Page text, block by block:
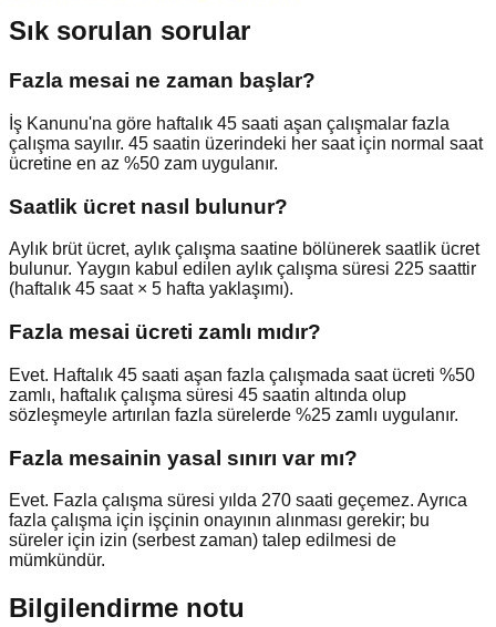
Sık sorulan sorular
Fazla mesai ne zaman başlar?
İş Kanunu'na göre haftalık 45 saati aşan çalışmalar fazla
çalışma sayılır. 45 saatin üzerindeki her saat için normal saat
ücretine en az %50 zam uygulanır.
Saatlik ücret nasıl bulunur?
Aylık brüt ücret, aylık çalışma saatine bölünerek saatlik ücret
bulunur. Yaygın kabul edilen aylık çalışma süresi 225 saattir
(haftalık 45 saat × 5 hafta yaklaşımı).
Fazla mesai ücreti zamlı mıdır?
Evet. Haftalık 45 saati aşan fazla çalışmada saat ücreti %50
zamlı, haftalık çalışma süresi 45 saatin altında olup
sözleşmeyle artırılan fazla sürelerde %25 zamlı uygulanır.
Fazla mesainin yasal sınırı var mı?
Evet. Fazla çalışma süresi yılda 270 saati geçemez. Ayrıca
fazla çalışma için işçinin onayının alınması gerekir; bu
süreler için izin (serbest zaman) talep edilmesi de
mümkündür.
Bilgilendirme notu